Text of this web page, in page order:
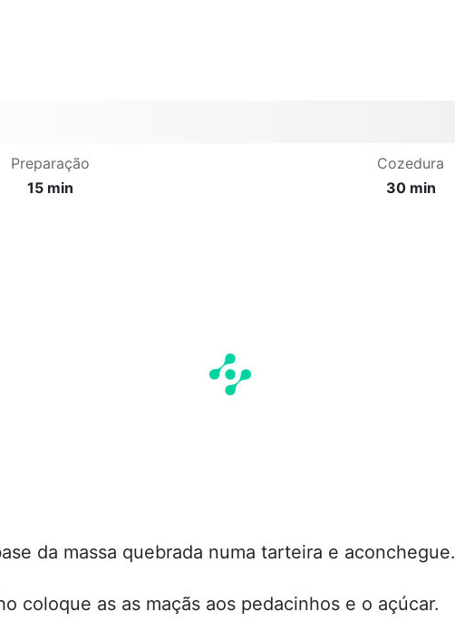
Preparação
15 min
Cozedura
30 min
da massa quebrada numa tarteira e aconchegue.
coloque as as maçãs aos pedacinhos e o açúcar.